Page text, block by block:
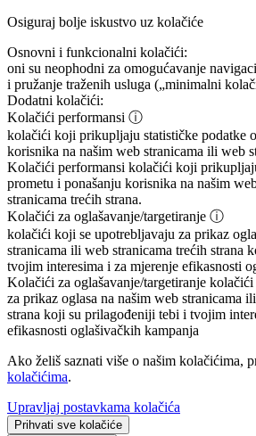
Osiguraj bolje iskustvo uz kolačiće
Osnovni i funkcionalni kolačići:
oni su neophodni za omogućavanje
i pružanje traženih usluga („minimalni
Dodatni kolačići:
Kolačići performansi ⓘ
kolačići koji prikupljaju statističke podatke
korisnika na našim web stranicama ili web
Kolačići performansi kolačići koji
prometu i ponašanju korisnika na našim
stranicama trećih strana.
Kolačići za oglašavanje/targetiranje ⓘ
kolačići koji se upotrebljavaju za prikaz
stranicama ili web stranicama trećih strana
tvojim interesima i za mjerenje efikasnosti
Kolačići za oglašavanje/targetiranje kolačići
za prikaz oglasa na našim web stranicama
strana koji su prilagođeniji tebi i tvojim
efikasnosti oglašivačkih kampanja
Ako želiš saznati više o našim kolačićima,
kolačićima.
Upravljaj postavkama kolačića
Prihvati sve kolačiće